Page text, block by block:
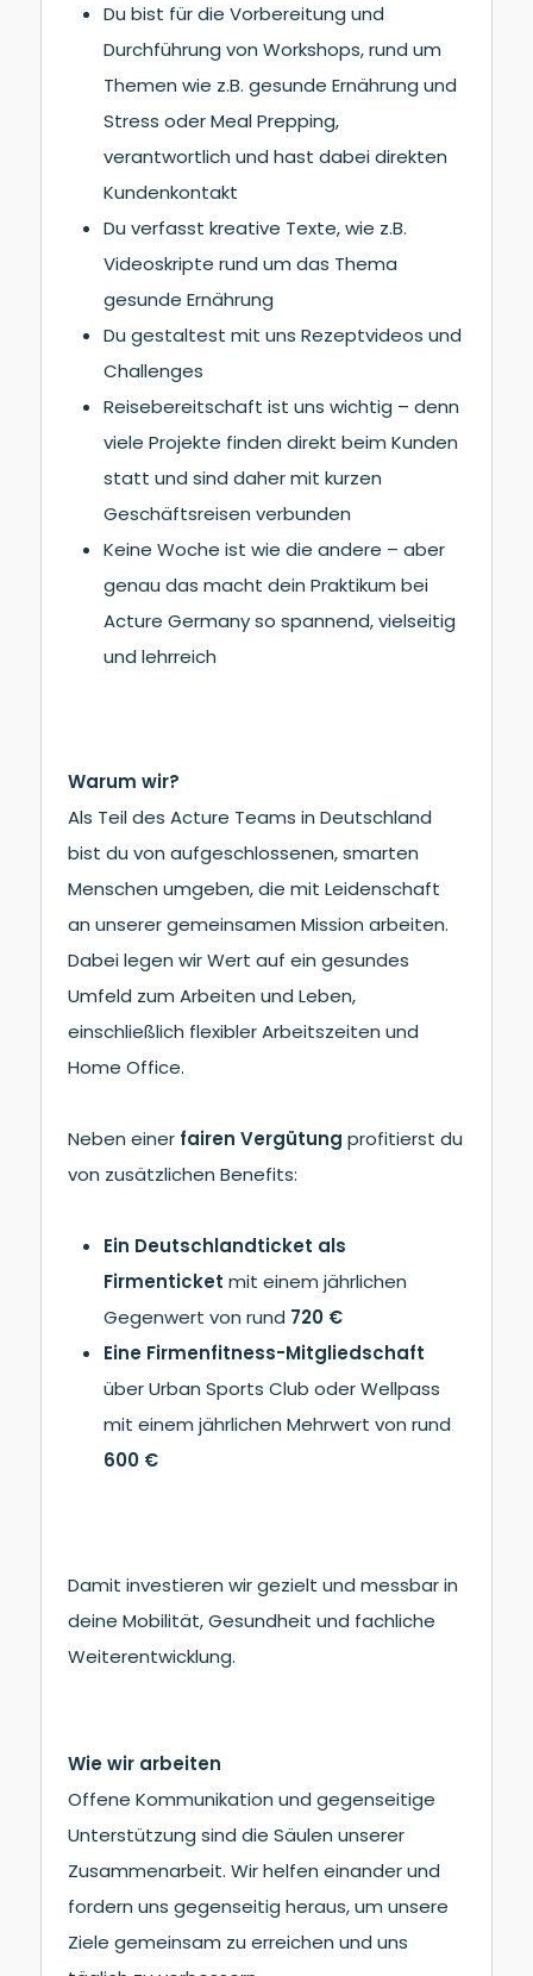
Du bist für die Vorbereitung und
Durchführung von Workshops, rund um
Themen wie z.B. gesunde Ernährung und
Stress oder Meal Prepping,
verantwortlich und hast dabei direkten
Kundenkontakt
Du verfasst kreative Texte, wie z.B.
Videoskripte rund um das Thema
gesunde Ernährung
Du gestaltest mit uns Rezeptvideos und
Challenges
Reisebereitschaft ist uns wichtig – denn
viele Projekte finden direkt beim Kunden
statt und sind daher mit kurzen
Geschäftsreisen verbunden
Keine Woche ist wie die andere – aber
genau das macht dein Praktikum bei
Acture Germany so spannend, vielseitig
und lehrreich
Warum wir?
Als Teil des Acture Teams in Deutschland
bist du von aufgeschlossenen, smarten
Menschen umgeben, die mit Leidenschaft
an unserer gemeinsamen Mission arbeiten.
Dabei legen wir Wert auf ein gesundes
Umfeld zum Arbeiten und Leben,
einschließlich flexibler Arbeitszeiten und
Home Office.
Neben einer fairen Vergütung profitierst du
von zusätzlichen Benefits:
Ein Deutschlandticket als
Firmenticket mit einem jährlichen
Gegenwert von rund 720 €
Eine Firmenfitness-Mitgliedschaft
über Urban Sports Club oder Wellpass
mit einem jährlichen Mehrwert von rund
600 €
Damit investieren wir gezielt und messbar in
deine Mobilität, Gesundheit und fachliche
Weiterentwicklung.
Wie wir arbeiten
Offene Kommunikation und gegenseitige
Unterstützung sind die Säulen unserer
Zusammenarbeit. Wir helfen einander und
fordern uns gegenseitig heraus, um unsere
Ziele gemeinsam zu erreichen und uns